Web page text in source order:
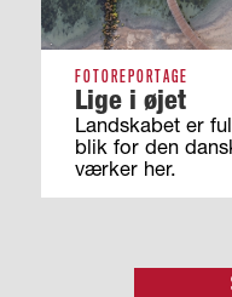
FOTOREPORTAGE
Lige i øjet
Landskabet er
blik for den
værker her.